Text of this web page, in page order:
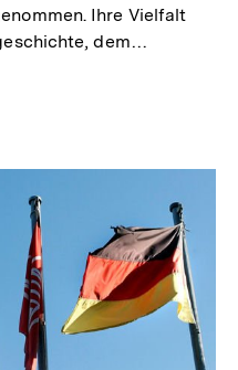
Ihre Vielfalt
dem…